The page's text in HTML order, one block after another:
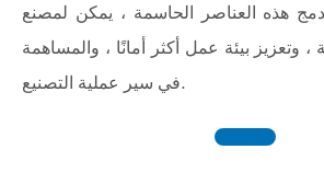
هذه العناصر الحاسمة ، يمكن لمصنع
، وتعزيز بيئة عمل أكثر أمانًا ، والمساهمة
في سير عملية التصنيع.